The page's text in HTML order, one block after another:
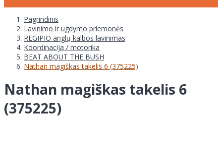
Pagrindinis
Lavinimo ir ugdymo priemonės
REGIPIO anglų kalbos lavinimas
Koordinacija / motorika
BEAT ABOUT THE BUSH
Nathan magiškas takelis 6 (375225)
Nathan magiškas takelis 6
(375225)